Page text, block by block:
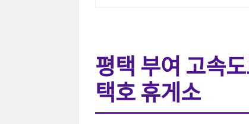
평택 부여 고속
택호 휴게소